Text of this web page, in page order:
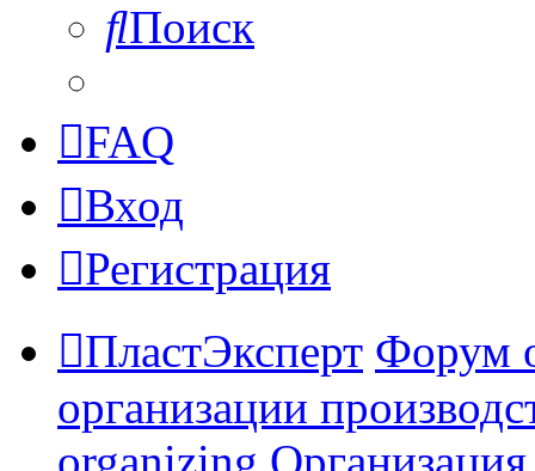
Поиск
FAQ
Вход
Регистрация
ПластЭксперт Форум
организации